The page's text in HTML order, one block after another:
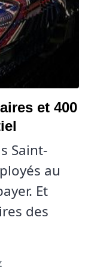
et 400
Saint-
au
Et
des